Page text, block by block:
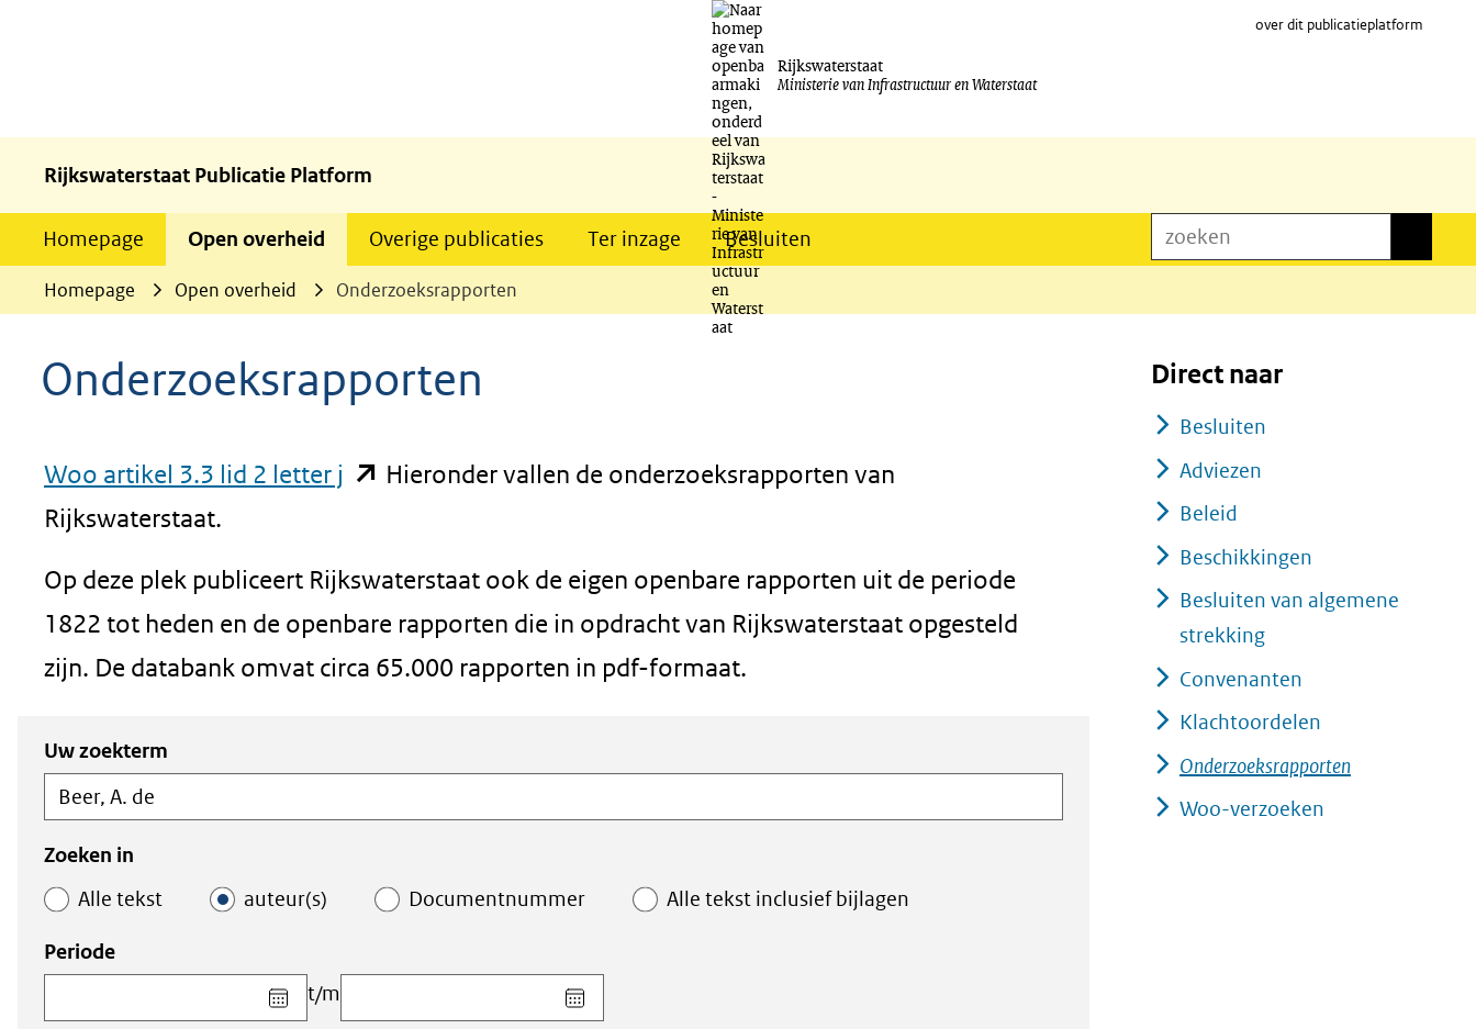
Ga
naar
inhoud
Rijkswaterstaat
Ministerie van Infrastructuur en Waterstaat
over dit publicatieplatform
Rijkswaterstaat Publicatie Platform
Homepage Open overheid Overige publicaties Ter inzage Besluiten zoeken
Homepage Open overheid Onderzoeksrapporten
Onderzoeksrapporten
Woo artikel 3.3 lid 2 letter j (opent
andere
website)
Hieronder vallen de onderzoeksrapporten van
Rijkswaterstaat.
Op deze plek publiceert Rijkswaterstaat ook de eigen openbare rapporten uit de periode
1822 tot heden en de openbare rapporten die in opdracht van Rijkswaterstaat opgesteld
zijn. De databank omvat circa 65.000 rapporten in pdf-formaat.
Zoeken
in
de
index
Zoeken
binnen
de
index
Uw zoekterm
Zoeken in
Alle tekst
auteur(s) Documentnummer Alle tekst inclusief bijlagen
Periode
Kies
datum
t/m
Kies
datum
Direct naar
Besluiten
Adviezen
Beleid
Beschikkingen
Besluiten van algemene
strekking
Convenanten
Klachtoordelen
Onderzoeksrapporten
Woo-verzoeken